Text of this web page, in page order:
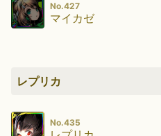
No.427
マイカゼ
レプリカ
No.435